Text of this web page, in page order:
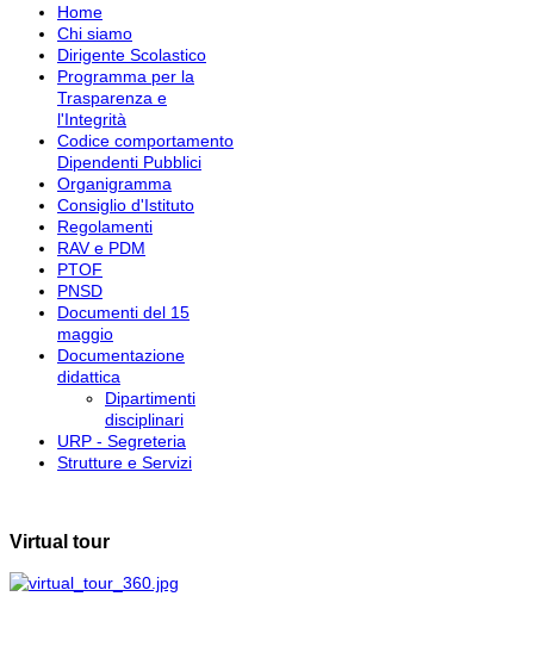
Home
Chi siamo
Dirigente Scolastico
Programma per la
Trasparenza e
l'Integrità
Codice comportamento
Dipendenti Pubblici
Organigramma
Consiglio d'Istituto
Regolamenti
RAV e PDM
PTOF
PNSD
Documenti del 15
maggio
Documentazione
didattica
Dipartimenti
disciplinari
URP - Segreteria
Strutture e Servizi
Virtual tour